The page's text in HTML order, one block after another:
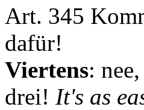
Art. 345
dafür!
Viertens:
drei! It's as